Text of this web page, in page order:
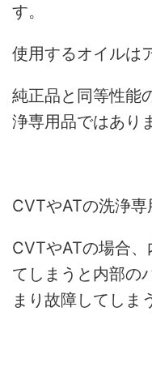
す。
使用するオイルは
純正品と同等性能
浄専用品ではあり
CVTやATの洗浄専
CVTやATの場合
てしまうと内部の
まり故障してしま